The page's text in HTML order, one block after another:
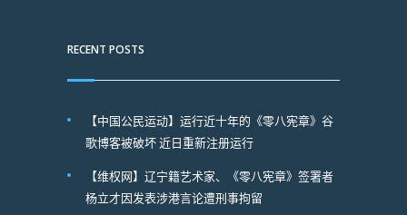
RECENT POSTS
【中国公民运动】运行近十年的《零八宪章》谷
歌博客被破坏 近日重新注册运行
【维权网】辽宁籍艺术家、《零八宪章》签署者
杨立才因发表涉港言论遭刑事拘留